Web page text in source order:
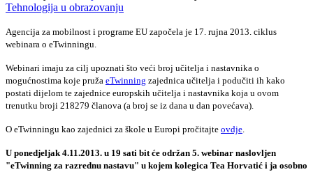
Tehnologija u obrazovanju
Agencija za mobilnost i programe EU započela je 17. rujna 2013. ciklus
webinara o eTwinningu.
Webinari imaju za cilj upoznati što veći broj učitelja i nastavnika o
mogućnostima koje pruža eTwinning zajednica učitelja i podučiti ih kako
postati dijelom te zajednice europskih učitelja i nastavnika koja u ovom
trenutku broji 218279 članova (a broj se iz dana u dan povećava).
O eTwinningu kao zajednici za škole u Europi pročitajte ovdje
U ponedjeljak 4.11.2013. u 19 sati bit će održan 5. webinar naslovljen
"eTwinning za razrednu nastavu" u kojem kolegica Tea Horvatić i ja osobno